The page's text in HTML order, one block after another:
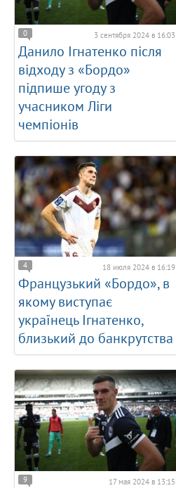
0 3 сентября 2024 в 16:03
Данило Ігнатенко після
відходу з «Бордо»
підпише угоду з
учасником Ліги
чемпіонів
4 18 июля 2024 в 16:19
Французький «Бордо», в
якому виступає
українець Ігнатенко,
близький до банкрутства
9 17 мая 2024 в 13:15